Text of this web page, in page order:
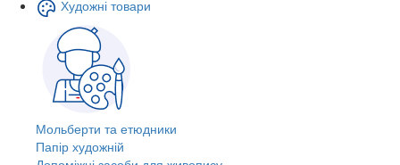
Художні товари
Мольберти та етюдники
Папір художній